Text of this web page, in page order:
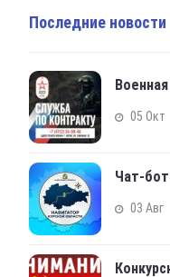
Последние новости
05 Окт
Чат-бот
03 Авг